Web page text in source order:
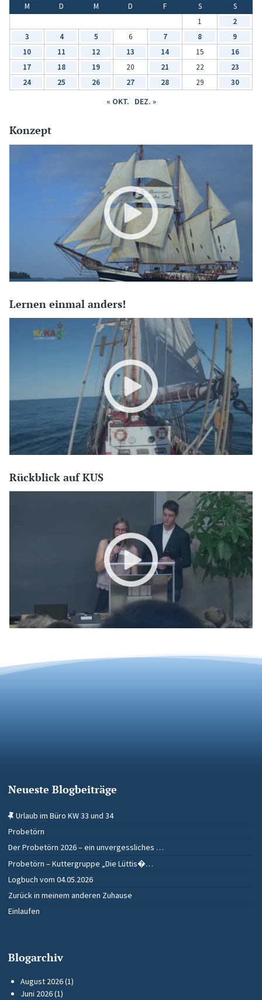
M D M D F S
S
1
2
3
4 5 6 7 8
9
10
11 12 13 14 15
16
17
18 19 20 21 22
23
24
25 26 27 28 29 30
« OKT. DEZ. »
Konzept
Lernen einmal anders!
Rückblick auf KUS
Neueste Blogbeiträge
Urlaub im Büro KW 33 und 34
Probetörn
Der Probetörn 2026 – ein unvergessliches …
Probetörn – Kuttergruppe „Die Lüttis�…
Logbuch vom 04.05.2026
Zurück in meinem anderen Zuhause
Einlaufen
Blogarchiv
August 2026(1)
Juni 2026(1)